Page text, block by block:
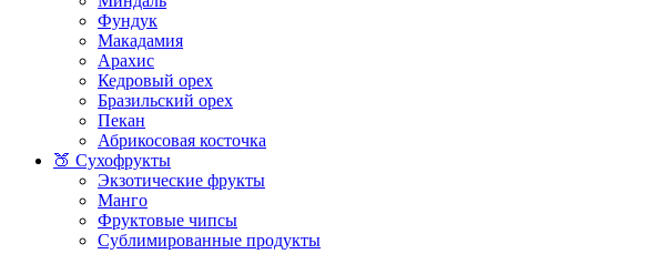
Фундук
Макадамия
Арахис
Кедровый орех
Бразильский орех
Пекан
Абрикосовая косточка
🍑 Сухофрукты
Экзотические фрукты
Манго
Фруктовые чипсы
Сублимированные продукты